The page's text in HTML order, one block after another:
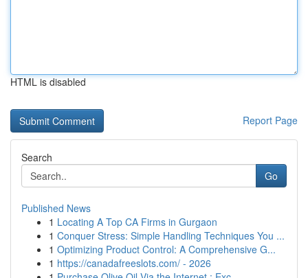
HTML is disabled
Report Page
Search
Go
Published News
1 Locating A Top CA Firms in Gurgaon
1 Conquer Stress: Simple Handling Techniques You ...
1 Optimizing Product Control: A Comprehensive G...
1 https://canadafreeslots.com/ - 2026